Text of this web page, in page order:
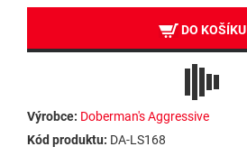
DO KOŠÍKU
Výrobce: Doberman's Aggressive
Kód produktu: DA-LS168